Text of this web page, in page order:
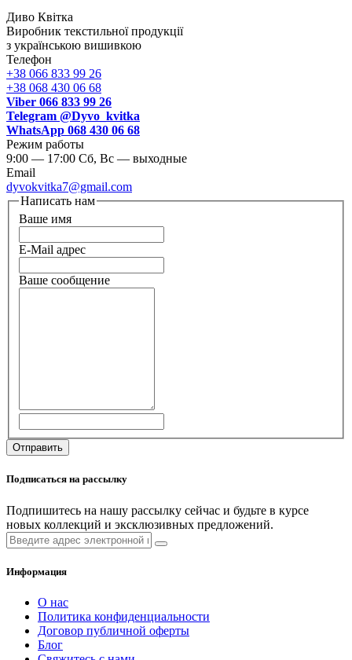
Диво Квітка
Виробник текстильної продукції
з українською вишивкою
Телефон
+38 066 833 99 26
+38 068 430 06 68
Viber 066 833 99 26
Telegram @Dyvo_kvitka
WhatsApp 068 430 06 68
Режим работы
9:00 — 17:00 Cб, Вс — выходные
Email
dyvokvitka7@gmail.com
Написать нам
Ваше имя
E-Mail адрес
Ваше сообщение
Подписаться на рассылку
Подпишитесь на нашу рассылку сейчас и будьте в курсе
новых коллекций и эксклюзивных предложений.
Информация
О нас
Политика конфиденциальности
Договор публичной оферты
Блог